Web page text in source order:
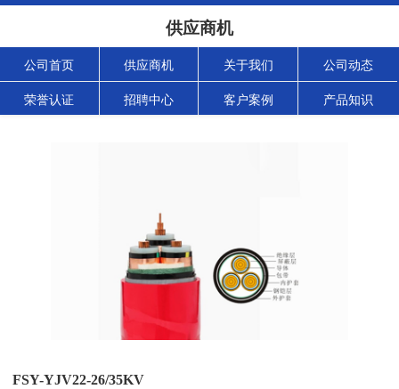
供应商机
公司首页 供应商机 关于我们 公司动态
荣誉认证 招聘中心 客户案例 产品知识
FSY-YJV22-26/35KV